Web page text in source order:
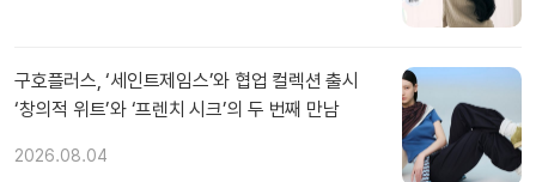
구호플러스, ‘세인트제임스’와 협업 컬렉션 출시
‘창의적 위트’와 ‘프렌치 시크’의 두 번째 만남
2026.08.04